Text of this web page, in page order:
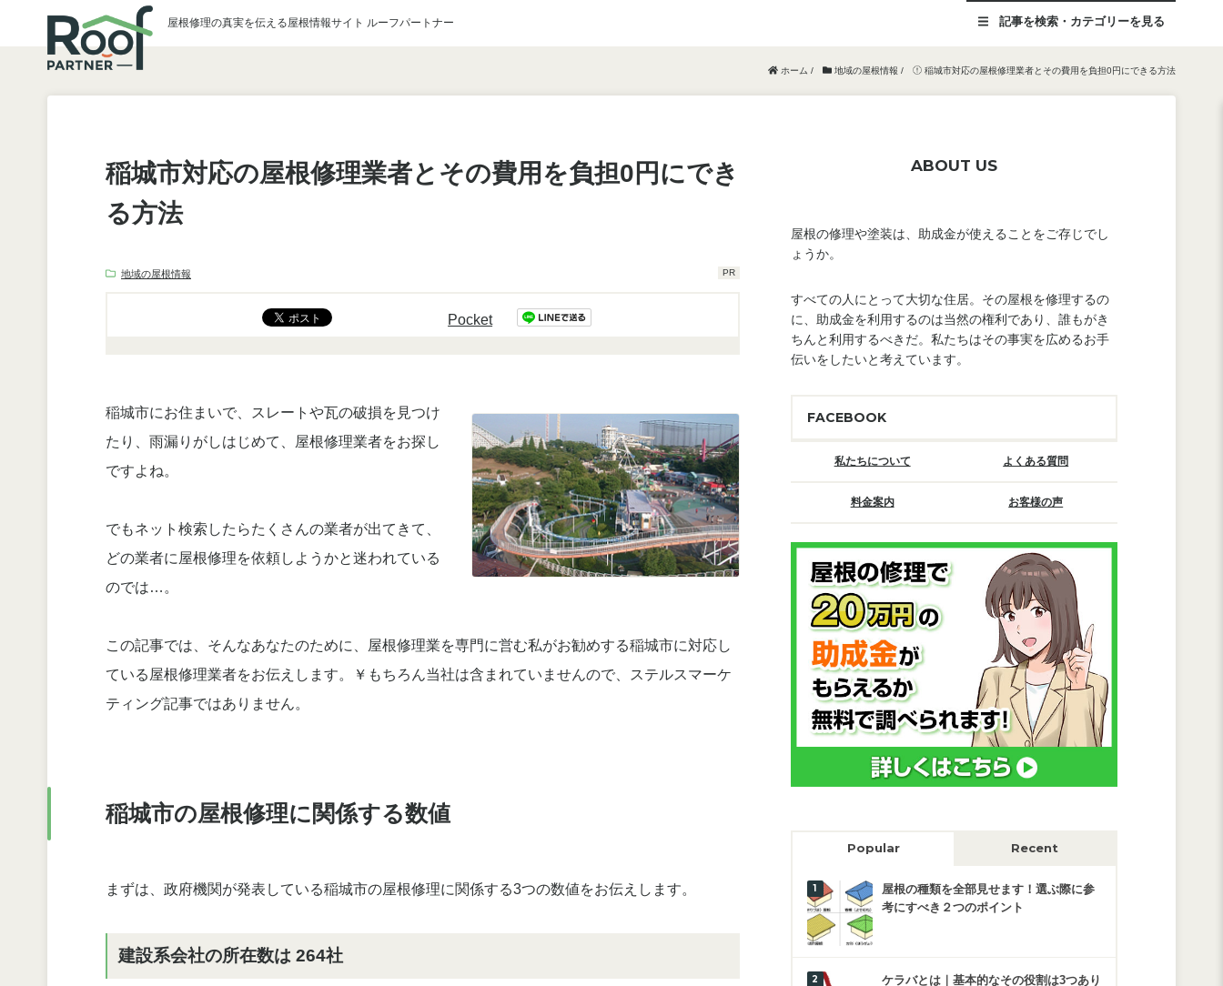
屋根修理の真実を伝える屋根情報サイト ルーフパートナー 記事を検索・カテゴリーを見る
ホーム / 地域の屋根情報 / 稲城市対応の屋根修理業者とその費用を負担0円にできる方法
稲城市対応の屋根修理業者とその費用を負担0円にでき
る方法
PR
地域の屋根情報
Pocket
稲城市にお住まいで、スレートや瓦の破損を見つけ
たり、雨漏りがしはじめて、屋根修理業者をお探し
ですよね。
でもネット検索したらたくさんの業者が出てきて、
どの業者に屋根修理を依頼しようかと迷われている
のでは…。
この記事では、そんなあなたのために、屋根修理業を専門に営む私がお勧めする稲城市に対応し
ている屋根修理業者をお伝えします。￥もちろん当社は含まれていませんので、ステルスマーケ
ティング記事ではありません。
稲城市の屋根修理に関係する数値
まずは、政府機関が発表している稲城市の屋根修理に関係する3つの数値をお伝えします。
建設系会社の所在数は 264社
ABOUT US
屋根の修理や塗装は、助成金が使えることをご存じでし
ょうか。
すべての人にとって大切な住居。その屋根を修理するの
に、助成金を利用するのは当然の権利であり、誰もがき
ちんと利用するべきだ。私たちはその事実を広めるお手
伝いをしたいと考えています。
FACEBOOK
私たちについて よくある質問
料金案内 お客様の声
Popular Recent
屋根の種類を全部見せます！選ぶ際に参
考にすべき２つのポイント
ケラバとは｜基本的なその役割は3つあり